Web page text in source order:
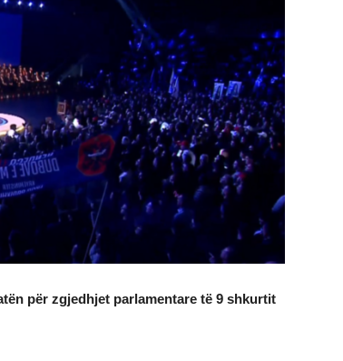
për zgjedhjet parlamentare të 9 shkurtit